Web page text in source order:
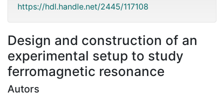
https://hdl.handle.net/2445/117108
Design and construction of an
experimental setup to study
ferromagnetic resonance
Autors